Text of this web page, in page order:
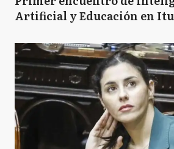
Artificial y Educación en